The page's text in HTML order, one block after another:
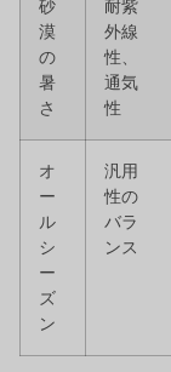
砂
漠
の
暑
さ
耐紫
外線
性、
通気
性
オ
ー
ル
シ
ー
ズ
ン
汎用
性の
バラ
ンス